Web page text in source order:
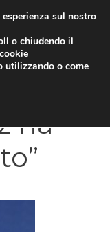
ha
sul nostro
o chiudendo il
utilizzando o come